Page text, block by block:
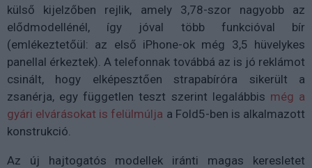
külső kijelzőben rejlik, amely 3,78-szor nagyobb az
elődmodellénél, így jóval több funkcióval bír
(emlékeztetőül: az első iPhone-ok még 3,5 hüvelykes
panellal érkeztek). A telefonnak továbbá az is jó reklámot
csinált, hogy elképesztően strapabíróra sikerült a
zsanérja, egy független teszt szerint legalábbis még a
gyári elvárásokat is felülmúlja a Fold5-ben is alkalmazott
konstrukció.
Az új hajtogatós modellek iránti magas keresletet